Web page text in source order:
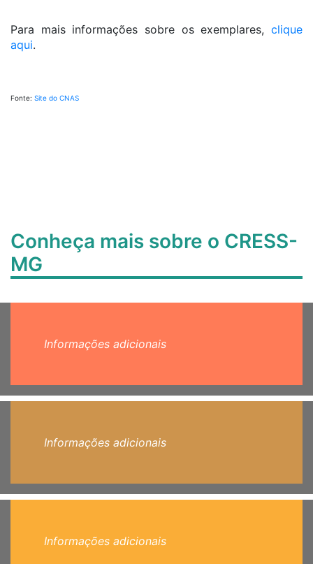
Para mais informações sobre os exemplares, clique
aqui.
Fonte: Site do CNAS
Conheça mais sobre o CRESS-
MG
Informações adicionais
Informações adicionais
Informações adicionais